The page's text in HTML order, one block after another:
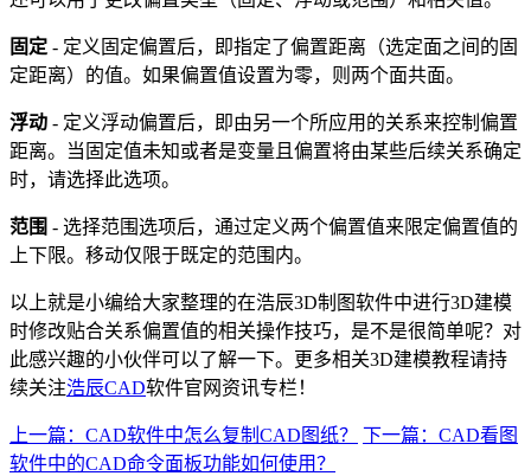
固定 - 定义固定偏置后，即指定了偏置距离（选定面之间的固
定距离）的值。如果偏置值设置为零，则两个面共面。
浮动 - 定义浮动偏置后，即由另一个所应用的关系来控制偏置
距离。当固定值未知或者是变量且偏置将由某些后续关系确定
时，请选择此选项。
范围 - 选择范围选项后，通过定义两个偏置值来限定偏置值的
上下限。移动仅限于既定的范围内。
以上就是小编给大家整理的在浩辰3D制图软件中进行3D建模
时修改贴合关系偏置值的相关操作技巧，是不是很简单呢？对
此感兴趣的小伙伴可以了解一下。更多相关3D建模教程请持
续关注浩辰CAD软件官网资讯专栏！
上一篇：CAD软件中怎么复制CAD图纸？
下一篇：CAD看图
软件中的CAD命令面板功能如何使用？